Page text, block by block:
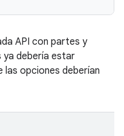
API con partes y
ya debería estar
las opciones deberían